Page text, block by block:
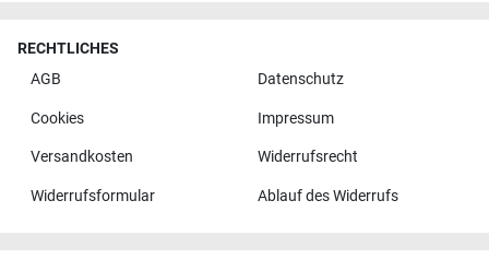
RECHTLICHES
AGB
Datenschutz
Cookies Impressum
Versandkosten Widerrufsrecht
Widerrufsformular Ablauf des Widerrufs